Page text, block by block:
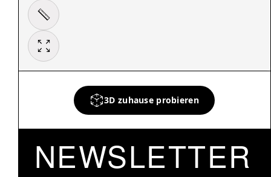
3D zuhause probieren
NEWSLETTER